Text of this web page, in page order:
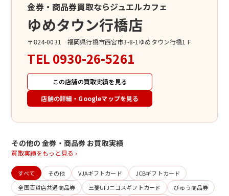
金券・商品券買取ならジュエルカフェ
ゆめタウン行橋店
〒824-0031 福岡県行橋市西宮市3-8-1ゆめタウン行橋1Ｆ
TEL 0930-26-5261
この店舗の買取実績を見る
店舗の詳細・Googleマップを見る
その他の 金券・商品券 お買取実績
買取実績をもっと見る ›
すべて その他 VJAギフトカード
JCBギフトカード
全国百貨店共通商品券
三菱UFJニコスギフトカード
びゅう商品券